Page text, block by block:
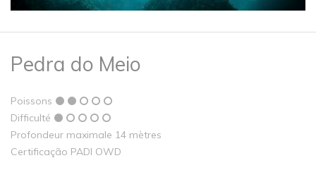
Pedra do Meio
Poissons
Difficulté
Profondeur maximale 14 mètres
Certificação PADI OWD